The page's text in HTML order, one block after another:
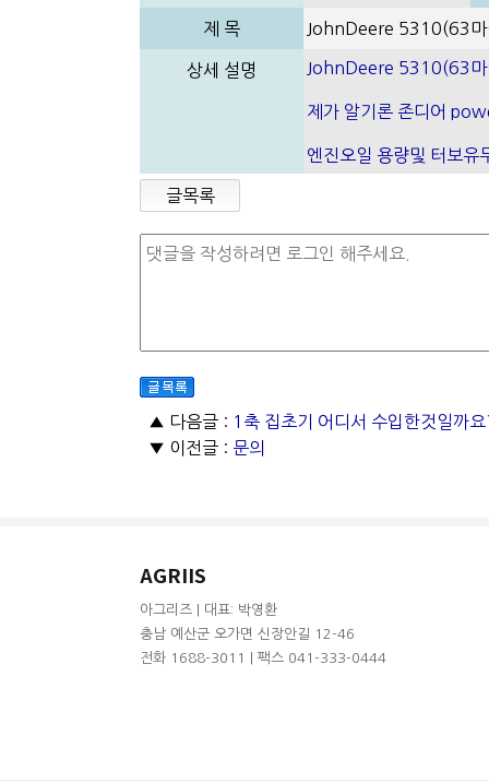
제 목 JohnDeere 5310(63마
상세 설명 JohnDeere 5310(63마
제가 알기론 존디어
엔진오일 용량및 터보유
글목록
▲ 다음글 : 1축 집초기 어디서 수입한것일까
▼ 이전글 : 문의
AGRIIS
아그리즈 | 대표: 박영환
충남 예산군 오가면 신장안길 12-46
전화 1688-3011 | 팩스 041-333-0444